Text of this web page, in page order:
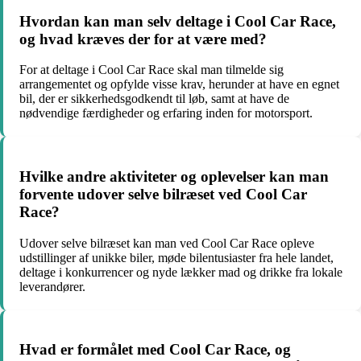
Hvordan kan man selv deltage i Cool Car Race,
og hvad kræves der for at være med?
For at deltage i Cool Car Race skal man tilmelde sig
arrangementet og opfylde visse krav, herunder at have en egnet
bil, der er sikkerhedsgodkendt til løb, samt at have de
nødvendige færdigheder og erfaring inden for motorsport.
Hvilke andre aktiviteter og oplevelser kan man
forvente udover selve bilræset ved Cool Car
Race?
Udover selve bilræset kan man ved Cool Car Race opleve
udstillinger af unikke biler, møde bilentusiaster fra hele landet,
deltage i konkurrencer og nyde lækker mad og drikke fra lokale
leverandører.
Hvad er formålet med Cool Car Race, og